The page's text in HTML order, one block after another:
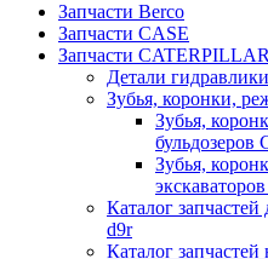
Запчасти Berco
Запчасти CASE
Запчасти CATERPILLAR
Детали
Зубья, коронки,
Зубья,
бульдозеров
Зубья,
Каталог
d9r
Каталог